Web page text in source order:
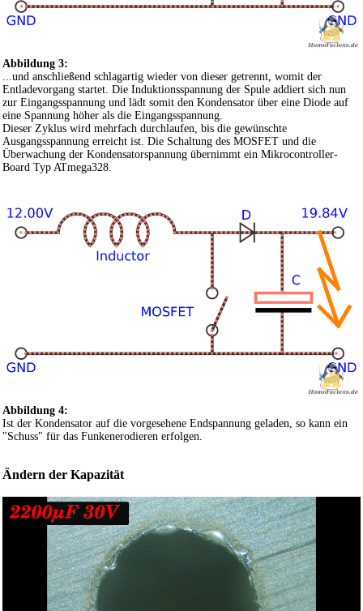
Abbildung 3:
...und anschließend schlagartig wieder von dieser getrennt, womit der
Entladevorgang startet. Die Induktionsspannung der Spule addiert sich nun
zur Eingangsspannung und lädt somit den Kondensator über eine Diode auf
eine Spannung höher als die Eingangsspannung.
Dieser Zyklus wird mehrfach durchlaufen, bis die gewünschte
Ausgangsspannung erreicht ist. Die Schaltung des MOSFET und die
Überwachung der Kondensatorspannung übernimmt ein Mikrocontroller-
Board Typ ATmega328.
Abbildung 4:
Ist der Kondensator auf die vorgesehene Endspannung geladen, so kann ein
"Schuss" für das Funkenerodieren erfolgen.
Ändern der Kapazität